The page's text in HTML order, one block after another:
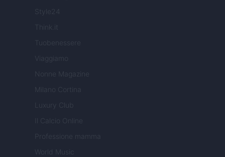
Style24
Think.it
Tuobenessere
Viaggiamo
Nonne Magazine
Milano Cortina
Luxury Club
Il Calcio Online
Professione mamma
World Music